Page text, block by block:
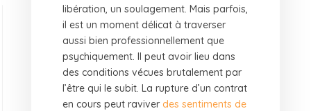
libération, un soulagement. Mais parfois,
il est un moment délicat à traverser
aussi bien professionnellement que
psychiquement. Il peut avoir lieu dans
des conditions vécues brutalement par
l’être qui le subit. La rupture d’un contrat
en cours peut raviver des sentiments de